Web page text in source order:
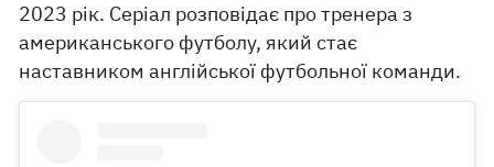
2023 рік. Серіал розповідає про тренера з
американського футболу, який стає
наставником англійської футбольної команди.